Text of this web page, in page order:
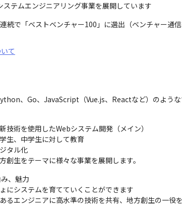
テムエンジニアリング事業を展開しています
続で「ベストベンチャー100」に選出（ベンチャー通
て
、Go、JavaScript（Vue.js、Reactなど）のよう
技術を使用したWebシステム開発（メイン）
生、中学生に対して教育
タル化
創生をテーマに様々な事業を展開します。
、魅力
にシステムを育てていくことができます
るエンジニアに高水準の技術を共有、地方創生の一役